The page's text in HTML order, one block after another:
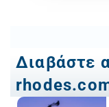
Διαβάστε